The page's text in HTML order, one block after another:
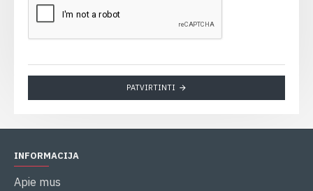
PATVIRTINTI
INFORMACIJA
Apie mus